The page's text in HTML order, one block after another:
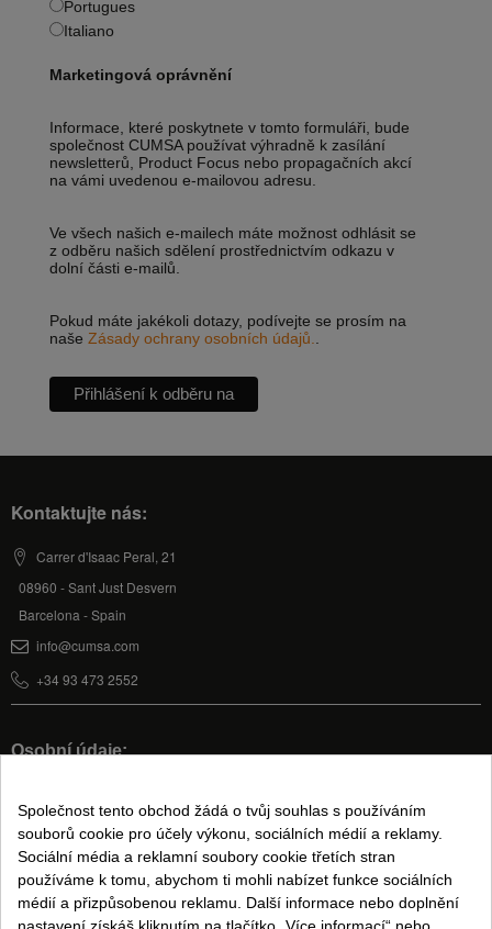
Portugues
Italiano
Marketingová oprávnění
Informace, které poskytnete v tomto formuláři, bude
společnost CUMSA používat výhradně k zasílání
newsletterů, Product Focus nebo propagačních akcí
na vámi uvedenou e-mailovou adresu.
Ve všech našich e-mailech máte možnost odhlásit se
z odběru našich sdělení prostřednictvím odkazu v
dolní části e-mailů.
Pokud máte jakékoli dotazy, podívejte se prosím na
naše Zásady ochrany osobních údajů..
Kontaktujte nás:
Carrer d'Isaac Peral, 21
08960 - Sant Just Desvern
Barcelona - Spain
info@cumsa.com
+34 93 473 2552
Osobní údaje:
Právní informace:
Podmínky prodeje
Společnost tento obchod žádá o tvůj souhlas s používáním
souborů cookie pro účely výkonu, sociálních médií a reklamy.
Sociální média a reklamní soubory cookie třetích stran
používáme k tomu, abychom ti mohli nabízet funkce sociálních
médií a přizpůsobenou reklamu. Další informace nebo doplnění
nastavení získáš kliknutím na tlačítko „Více informací“ nebo